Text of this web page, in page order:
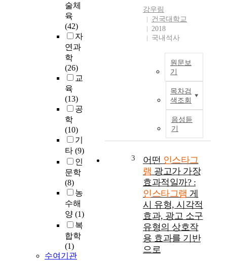
술체
육
(42)
자
연과
학
(26)
교
육
(13)
공
학
(10)
기
타 (9)
인
문학
(8)
농
수해
양 (1)
복
합학
(1)
수여기관
강우림
건국대학교
2018
국내석사
원문보
기
목차검
색조회
음성듣
기
3 어떤 인스타그
램 광고가 가장
효과적일까? :
인스타그램 게
시 유형, 시각적
효과, 광고 소구
유형의 상호작
용 효과를 기반
으로